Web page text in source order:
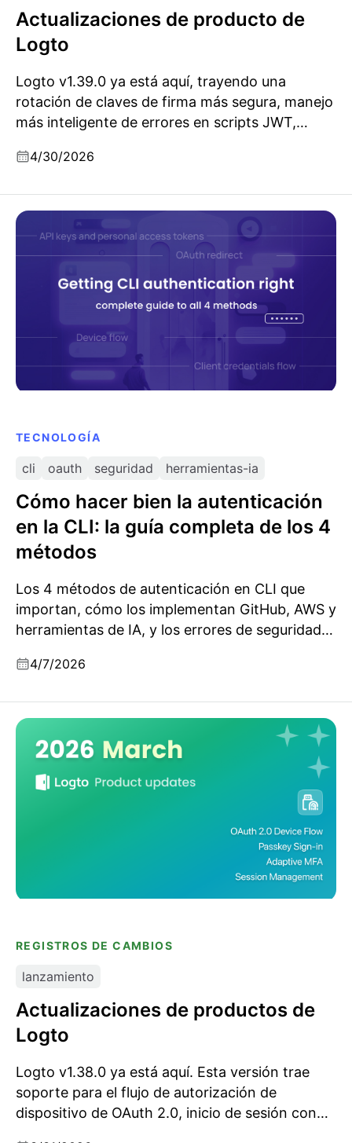
Actualizaciones de producto de
Logto
Logto v1.39.0 ya está aquí, trayendo una
rotación de claves de firma más segura, manejo
más inteligente de errores en scripts JWT,
de Cuentas, soporte para el conector de
4/30/2026
TECNOLOGÍA
cli oauth seguridad herramientas-ia
Cómo hacer bien la autenticación
en la CLI: la guía completa de los 4
métodos
Los 4 métodos de autenticación en CLI que
importan, cómo los implementan GitHub, AWS y
herramientas de IA, y los errores de seguridad
4/7/2026
Cómo hacer bien la autenticación en la CLI: la guía
completa de los 4 métodos
REGISTROS DE CAMBIOS
lanzamiento
Actualizaciones de productos de
Logto
Logto v1.38.0 ya está aquí. Esta versión trae
soporte para el flujo de autorización de
dispositivo de OAuth 2.0, inicio de sesión con
Actualizaciones de productos de Logto